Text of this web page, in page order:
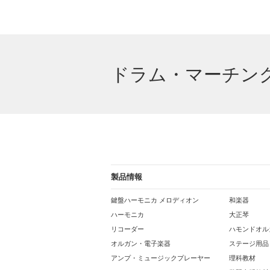
ドラム・マーチン
製品情報
鍵盤ハーモニカ メロディオン
ハーモニカ
リコーダー
オルガン・電子楽器
アンプ・ミュージックプレーヤー
和楽器
大正琴
ハモンドオ
ステージ用品
理科教材